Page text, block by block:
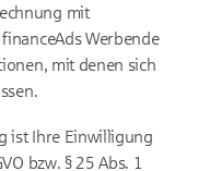
mit
Werbende
mit denen sich
ist Ihre Einwilligung
bzw. § 25 Abs. 1